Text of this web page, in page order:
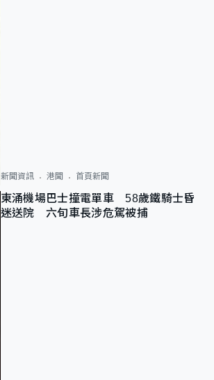
新聞資訊 港聞 首頁新聞
東涌機場巴士撞電單車 58歲鐵騎士昏
迷送院 六旬車長涉危駕被捕